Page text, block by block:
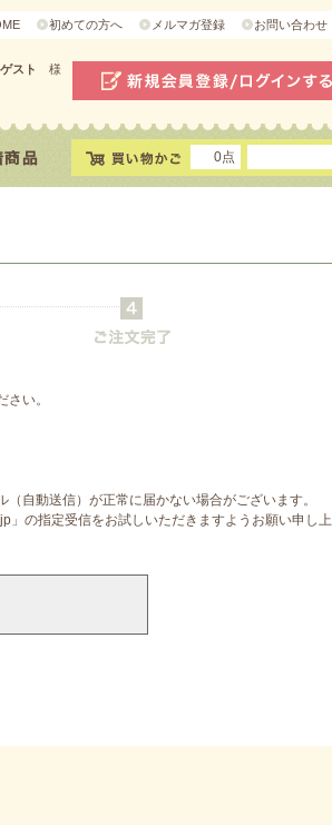
初めての方へ メルマガ登録 お問い合わせ
ゲスト 様
0点
い。
自動送信）が正常に届かない場合がございます。
」の指定受信をお試しいただきますようお願い申し上